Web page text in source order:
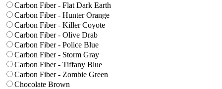
Carbon Fiber - Flat Dark Earth
Carbon Fiber - Hunter Orange
Carbon Fiber - Killer Coyote
Carbon Fiber - Olive Drab
Carbon Fiber - Police Blue
Carbon Fiber - Storm Gray
Carbon Fiber - Tiffany Blue
Carbon Fiber - Zombie Green
Chocolate Brown